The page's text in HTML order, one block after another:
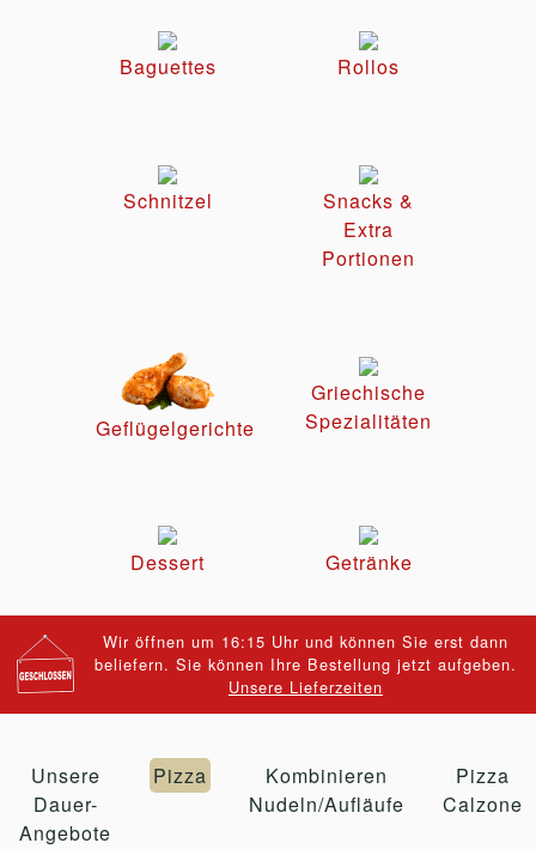
Baguettes Rollos
Schnitzel
Snacks &
Extra
Portionen
Geflügelgerichte
Griechische
Spezialitäten
Dessert Getränke
Wir öffnen um 16:15 Uhr und können Sie erst dann
beliefern. Sie können Ihre Bestellung jetzt aufgeben.
Unsere Lieferzeiten
Unsere
Dauer-
Angebote
Pizza
Kombinieren
Nudeln/Aufläufe
Pizza
Calzone